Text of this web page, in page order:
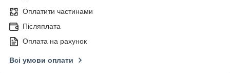
Оплатити частинами
Післяплата
Оплата на рахунок
Всі умови оплати